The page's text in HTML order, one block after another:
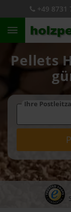
+49 8731
Pellets
Ihre